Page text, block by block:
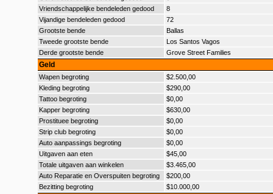
Vriendschappelijke bendeleden gedood
8
Vijandige bendeleden gedood
72
Grootste bende
Ballas
Tweede grootste bende
Los Santos Vagos
Derde grootste bende
Grove Street Families
Geld
Wapen begroting
$2.500,00
Kleding begroting
$290,00
Tattoo begroting
$0,00
Kapper begroting
$630,00
Prostituee begroting
$0,00
Strip club begroting
$0,00
Auto aanpassings begroting
$0,00
Uitgaven aan eten
$45,00
Totale uitgaven aan winkelen
$3.465,00
Auto Reparatie en Overspuiten begroting
$200,00
Bezitting begroting
$10.000,00